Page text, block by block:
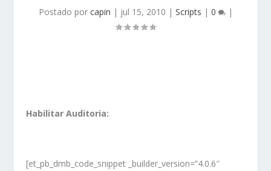
Postado por capin | jul 15, 2010 | Scripts | 0 |
Habilitar Auditoria:
[et_pb_dmb_code_snippet _builder_version=”4.0.6″